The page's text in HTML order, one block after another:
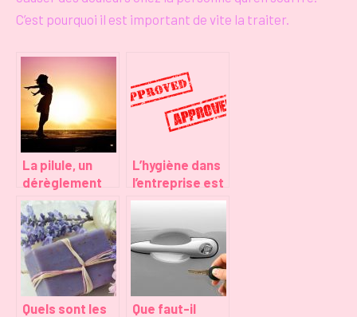
C’est pourquoi il est important de vite la traiter.
La pilule, un
dérèglement
hormonal
L’hygiène dans
l’entreprise est
importante
Quels sont les
Que faut-il